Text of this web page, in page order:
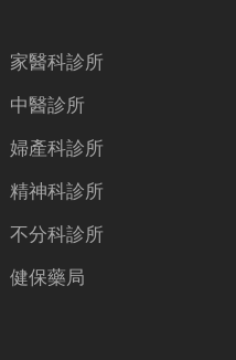
家醫科診所
中醫診所
婦產科診所
精神科診所
不分科診所
健保藥局